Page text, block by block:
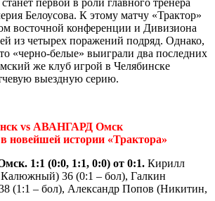
Белоусова. К этому матчу «Трактор»
восточной конференции и Дивизиона
из четырех поражений подряд. Однако,
«черно-белые» выиграли два последних
же клуб игрой в Челябинске
выездную серию.
vs АВАНГАРД Омск
новейшей истории «Трактора»
1:1 (0:0, 1:1, 0:0) от 0:1. Кирилл
36 (0:1 – бол), Галкин
(1:1 – бол), Александр Попов (Никитин,